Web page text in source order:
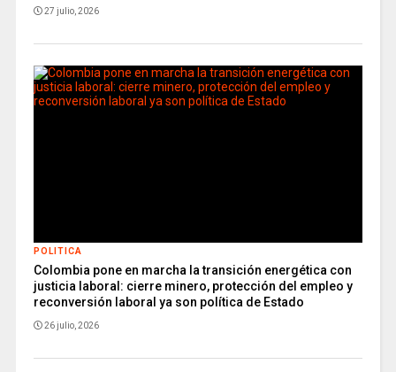
27 julio, 2026
POLITICA
Colombia pone en marcha la transición energética con
justicia laboral: cierre minero, protección del empleo y
reconversión laboral ya son política de Estado
26 julio, 2026